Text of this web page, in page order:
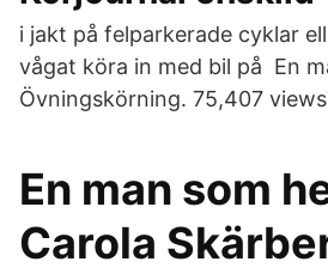
i jakt på felparkerade cyklar
vågat köra in med bil på En
Övningskörning. 75,407
En man som
Carola